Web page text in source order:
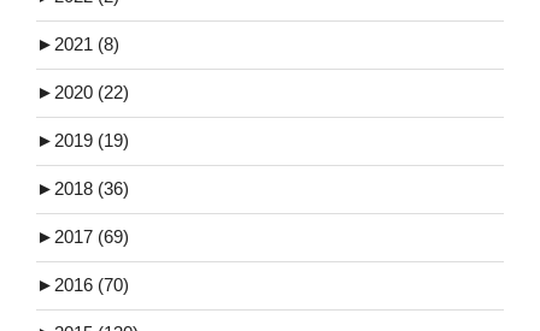
►2021 (8)
►2020 (22)
►2019 (19)
►2018 (36)
►2017 (69)
►2016 (70)